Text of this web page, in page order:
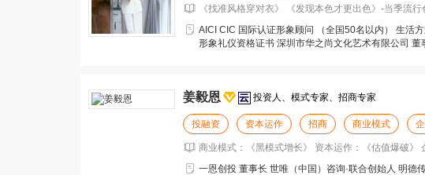
《找准风格穿对衣》 《发现本色才更出色》-当季流
AICI CIC 国际认证形象顾问 （全国50名以内） 生活
形象礼仪资格证书 深圳市华之尚文化艺术有限公司 董
姜毅恩 投资人、模式专家、招商专家
投融资 资本运作 招商 商业模式
商业模式：《黑模式增长》 资本运作：《估值爆破》 企
一恩创投 董事长 世唯（中国）咨询·联合创始人 明德